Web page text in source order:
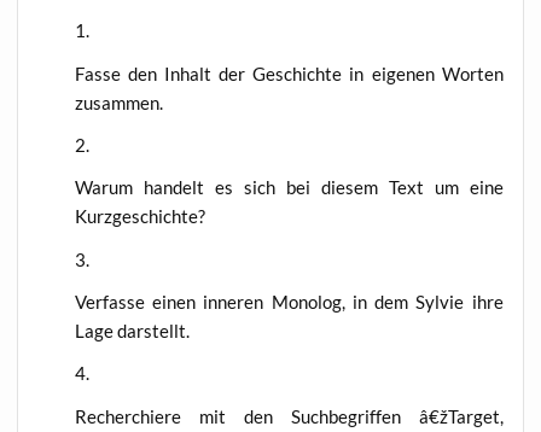
Fas­se den Inhalt der Geschich­te in eige­nen Wor­ten
zusammen.
War­um han­delt es sich bei die­sem Text um eine
Kurzgeschichte?
Ver­fas­se einen inne­ren Mono­log, in dem Syl­vie ihre
Lage darstellt.
Recher­chie­re mit den Such­be­grif­fen â€žTarget,